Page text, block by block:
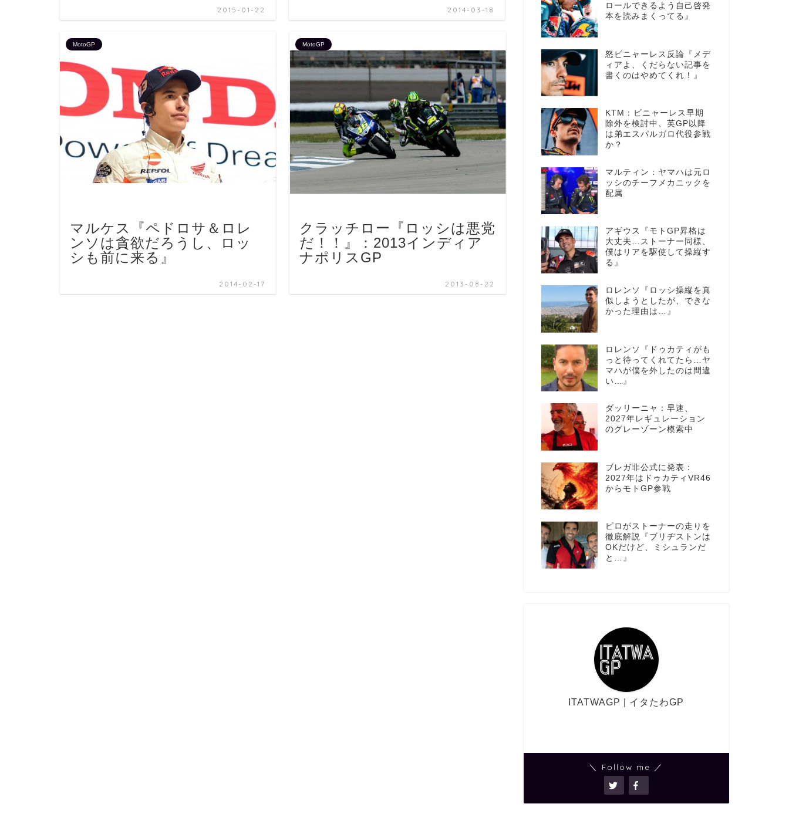
2015-01-22 2014-03-18
MotoGP
マルケス『ペドロサ＆ロレ
ンソは貪欲だろうし、ロッ
シも前に来る』
2014-02-17
MotoGP
クラッチロー『ロッシは悪党
だ！！』：2013インディア
ナポリスGP
2013-08-22
ロールできるよう自己啓発
本を読みまくってる』
怒ビニャーレス反論『メデ
ィアよ、くだらない記事を
書くのはやめてくれ！』
KTM：ビニャーレス早期
除外を検討中、英GP以降
は弟エスパルガロ代役参戦
か？
マルティン：ヤマハは元ロ
ッシのチーフメカニックを
配属
アギウス『モトGP昇格は
大丈夫…ストーナー同様、
僕はリアを駆使して操縦す
る』
ロレンソ『ロッシ操縦を真
似しようとしたが、できな
かった理由は…』
ロレンソ『ドゥカティがも
っと待ってくれてたら…ヤ
マハが僕を外したのは間違
い…』
ダッリーニャ：早速、
2027年レギュレーション
のグレーゾーン模索中
ブレガ非公式に発表：
2027年はドゥカティVR46
からモトGP参戦
ピロがストーナーの走りを
徹底解説『ブリヂストンは
OKだけど、ミシュランだ
と…』
ITATWAGP | イタたわGP
＼ Follow me ／